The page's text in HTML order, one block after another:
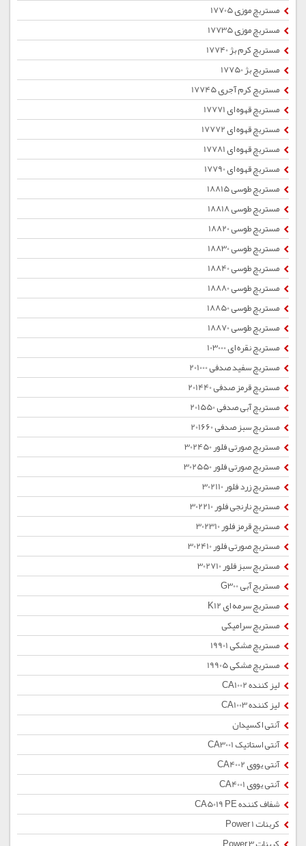
مستربچ موزی 17705
مستربچ موزی 17735
مستربچ کرم بژ 17740
مستربچ بژ 17750
مستربچ کرم آجری 17745
مستربچ قهوه ای 17771
مستربچ قهوه ای 17772
مستربچ قهوه ای 17781
مستربچ قهوه ای 17790
مستربچ طوسی 18815
مستربچ طوسی 18818
مستربچ طوسی 18820
مستربچ طوسی 18830
مستربچ طوسی 18840
مستربچ طوسی 18880
مستربچ طوسی 18850
مستربچ طوسی 18870
مستربچ نقره ای 103000
مستربچ سفید صدفی 201000
مستربچ قرمز صدفی 201440
مستربچ آبی صدفی 201550
مستربچ سبز صدفی 201660
مستربچ صورتی فلور 302450
مستربچ صورتی فلور 302550
مستربچ زرد فلور 302110
مستربچ نارنجی فلور 302210
مستربچ قرمز فلور 302310
مستربچ صورتی فلور 302410
مستربچ سبز فلور 302710
مستربچ آبی G300
مستربچ سرمه ای K12
مستربچ سرامیکی
مستربچ مشکی 19901
مستربچ مشکی 19905
لیز کننده CA1002
لیز کننده CA1003
آنتی اکسیدان
آنتی استاتیک CA3001
آنتی یووی CA4002
آنتی یووی CA4001
شفاف کننده CA5019 PE
کربنات Power 1